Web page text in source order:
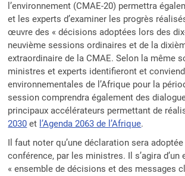
l’environnement (CMAE-20) permettra
et les experts d’examiner les progrès
œuvre des « décisions adoptées lors des
neuvième sessions ordinaires et de la
extraordinaire de la CMAE. Selon la même
ministres et experts identifieront et
environnementales de l’Afrique pour la
session comprendra également des
principaux accélérateurs permettant de
2030 et l’Agenda 2063 de l’Afrique.
Il faut noter qu’une déclaration sera
conférence, par les ministres. Il s’agira d’un
« ensemble de décisions et des messages